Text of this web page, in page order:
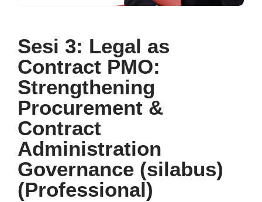
Sesi 3: Legal as
Contract PMO:
Strengthening
Procurement &
Contract
Administration
Governance (silabus)
(Professional)